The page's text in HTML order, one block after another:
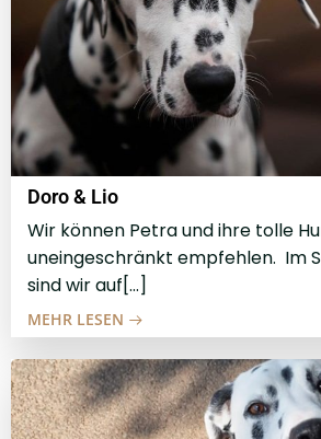
Doro & Lio
Wir können Petra und ihre tolle
uneingeschränkt empfehlen. Im
sind wir auf[…]
MEHR LESEN